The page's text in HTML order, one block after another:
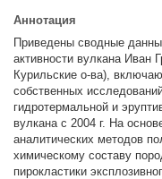
Аннотация
Приведены сводные
активности вулкана Иван
Курильские о-ва),
собственных
гидротермальной и
вулкана с 2004 г. На
аналитических методов
химическому составу
пирокластики